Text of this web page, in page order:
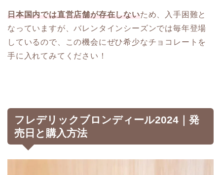
日本国内では直営店舗が存在しないため、入手困難と
なっていますが、バレンタインシーズンでは毎年登場
しているので、この機会にぜひ希少なチョコレートを
手に入れてみてください！
フレデリックブロンディール2024｜発
売日と購入方法